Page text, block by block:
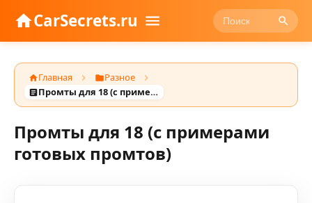
CarSecrets.ru
Главная
Разное
Промты для 18 (с примерами готовых промтов)
Промты для 18 (с примерами
готовых промтов)